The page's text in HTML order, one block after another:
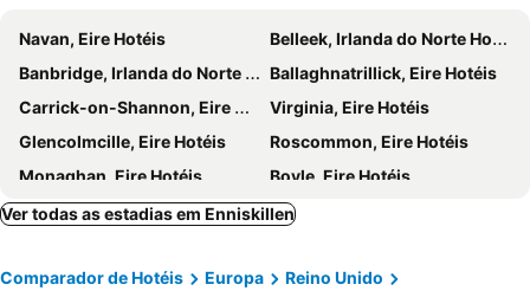
Navan, Eire Hotéis
Belleek, Irlanda do Norte Hotéis
Banbridge, Irlanda do Norte Hotéis
Ballaghnatrillick, Eire Hotéis
Carrick-on-Shannon, Eire Hotéis
Virginia, Eire Hotéis
Glencolmcille, Eire Hotéis
Roscommon, Eire Hotéis
Monaghan, Eire Hotéis
Boyle, Eire Hotéis
Armagh, Irlanda do Norte Hotéis
Tubbercurry, Eire Hotéis
Longford, Eire Hotéis
Burt, Eire Hotéis
Ver todas as estadias em Enniskillen
Comparador de Hotéis Europa
Reino Unido